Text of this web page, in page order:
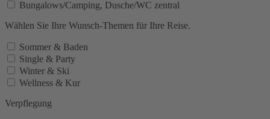
Bungalows/Camping, Dusche/WC zentral
Wählen Sie Ihre Wunsch-Themen für Ihre Reise.
Sommer & Baden
Single & Party
Winter & Ski
Wellness & Kur
Verpflegung